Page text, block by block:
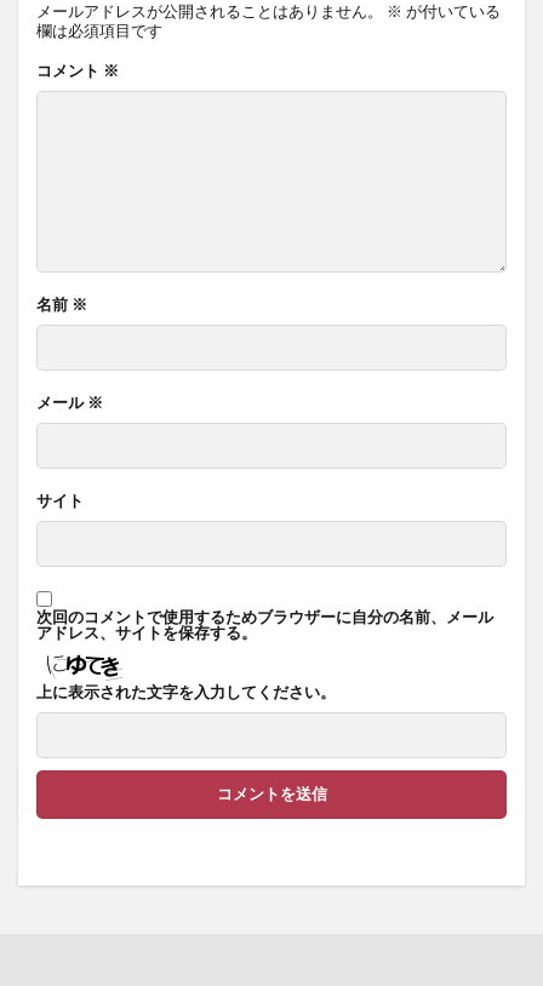
メールアドレスが公開されることはありません。 ※ が付いている
欄は必須項目です
コメント ※
名前 ※
メール ※
サイト
次回のコメントで使用するためブラウザーに自分の名前、メール
アドレス、サイトを保存する。
上に表示された文字を入力してください。